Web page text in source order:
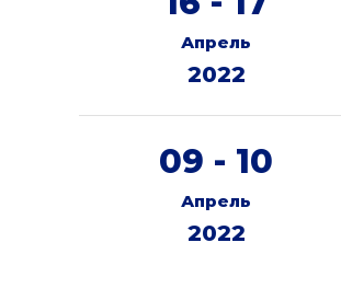
Апрель
2022
09 - 10
Апрель
2022